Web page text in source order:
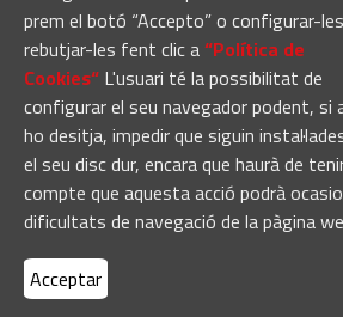
prem el botó “Accepto” o configurar-
rebutjar-les fent clic a“Política de
Cookies“ L'usuari té la possibilitat de
configurar el seu navegador podent, si
ho desitja, impedir que siguin
el seu disc dur, encara que haurà de
compte que aquesta acció podrà
dificultats de navegació de la pàgina
Acceptar
redaccio@manresadiari.cat|Qui
Pompeu Fabra, 7-13, 08240-Manresa
Altres mitjans del grup: